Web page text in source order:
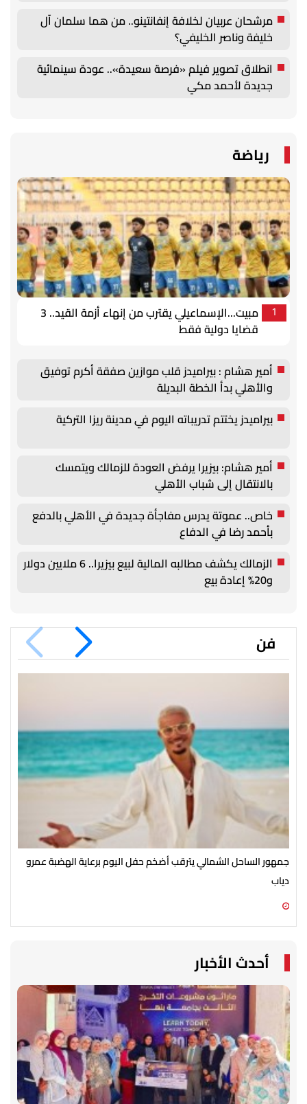
مرشحان عربيان لخلافة إنفانتينو.. من هما سلمان آل
خليفة وناصر الخليفي؟
انطلاق تصوير فيلم «فرصة سعيدة».. عودة سينمائية
جديدة لأحمد مكي
رياضة
1
مبيت...الإسماعيلي يقترب من إنهاء أزمة القيد.. 3
قضايا دولية فقط
أمير هشام : بيراميدز قلب موازين صفقة أكرم توفيق
والأهلي بدأ الخطة البديلة
بيراميدز يختتم تدريباته اليوم في مدينة ريزا التركية
أمير هشام: بيزيرا يرفض العودة للزمالك ويتمسك
بالانتقال إلى شباب الأهلي
خاص.. عموتة يدرس مفاجأة جديدة في الأهلي بالدفع
بأحمد رضا في الدفاع
الزمالك يكشف مطالبه المالية لبيع بيزيرا.. 6 ملايين دولار
و20% إعادة بيع
فن
جمهور الساحل الشمالي يترقب أضخم حفل اليوم برعاية الهضبة عمرو
دياب
أحدث الأخبار